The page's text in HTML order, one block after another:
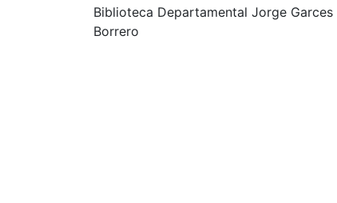
Biblioteca Departamental Jorge Garces
Borrero